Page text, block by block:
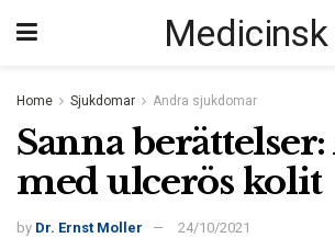
Medicinsk
Home Sjukdomar Andra sjukdomar
Sanna
med ulcerös kolit
by Dr. Ernst Moller 24/10/2021